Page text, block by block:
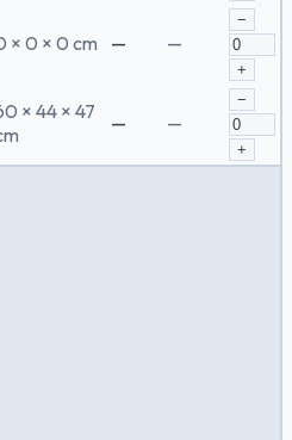
× 0 × 0 cm — —
−
+
× 44 × 47
— —
−
+